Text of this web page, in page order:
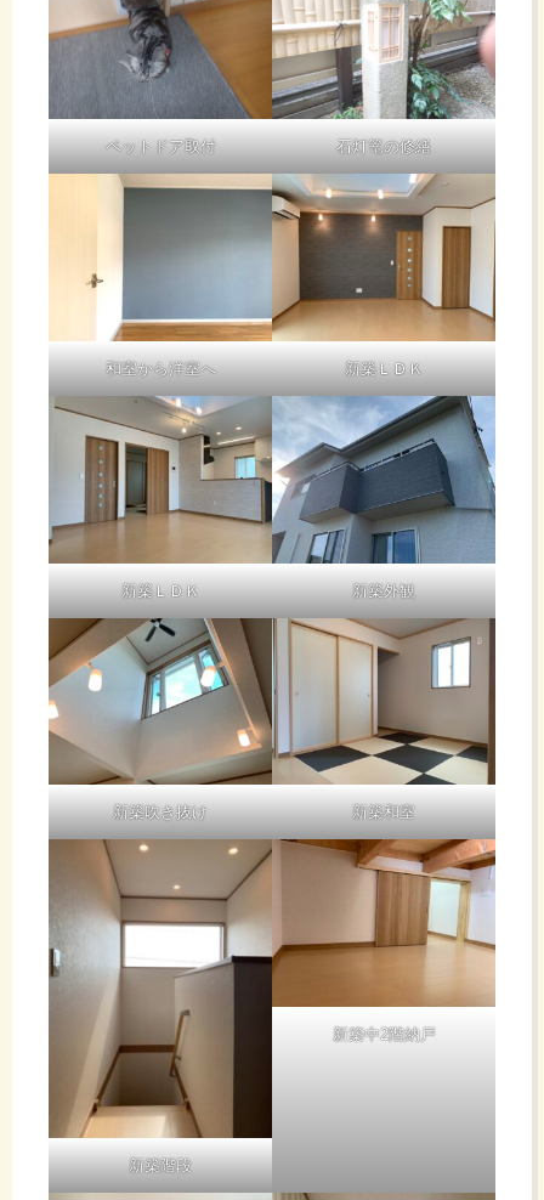
ペットドア取付 石灯篭の修繕
和室から洋室へ 新築ＬＤＫ
新築ＬＤＫ 新築外観
新築吹き抜け 新築和室
新築階段
新築中2階納戸